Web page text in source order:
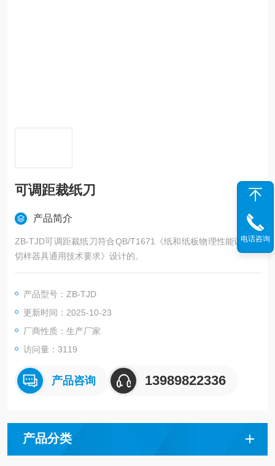
可调距裁纸刀
产品简介
ZB-TJD可调距裁纸刀符合QB/T1671《纸和纸板物理性能试验冲
切样器具通用技术要求》设计的。
产品型号：ZB-TJD
更新时间：2025-10-23
厂商性质：生产厂家
访问量：3119
产品咨询 13989822336
产品分类
电话咨询